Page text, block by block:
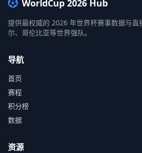
WorldCup 2026 Hub
提供最权威的 2026 年世界杯赛事数据与直
尔、哥伦比亚等世界强队。
导航
首页
赛程
积分榜
数据
资源